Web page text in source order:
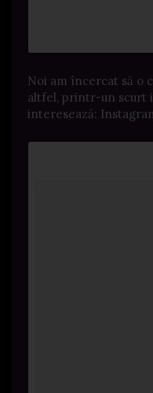
Noi am încercat să o
altfel, printr-un scurt
interesează: